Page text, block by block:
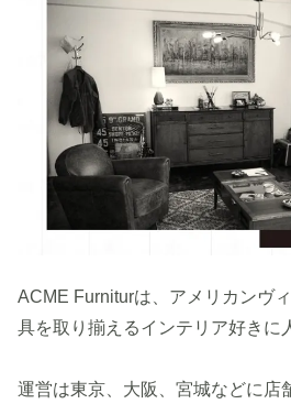
ACME Furniturは、アメリカンヴ
具を取り揃えるインテリア好きに
運営は東京、大阪、宮城などに店